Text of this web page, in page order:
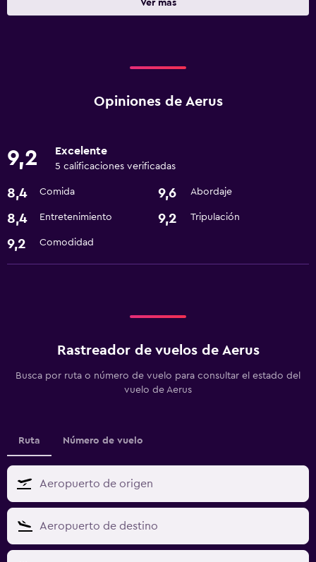
Ver más
Opiniones de Aerus
9,2 Excelente
5 calificaciones verificadas
8,4 Comida 9,6 Abordaje
8,4 Entretenimiento 9,2 Tripulación
9,2 Comodidad
Rastreador de vuelos de Aerus
Busca por ruta o número de vuelo para consultar el estado del
vuelo de Aerus
Ruta Número de vuelo